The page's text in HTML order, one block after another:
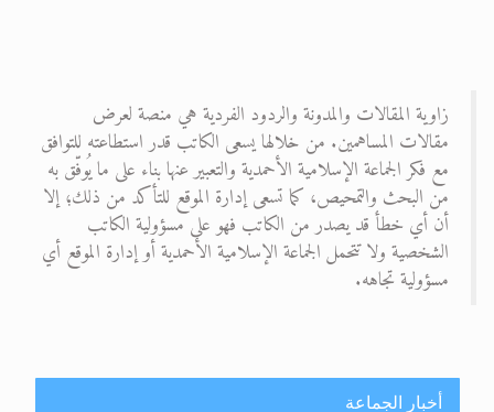
زاوية المقالات والمدونة والردود الفردية هي منصة لعرض
مقالات المساهمين. من خلالها يسعى الكاتب قدر استطاعته للتوافق
مع فكر الجماعة الإسلامية الأحمدية والتعبير عنها بناء على ما يُوفّق به
من البحث والتمحيص، كما تسعى إدارة الموقع للتأكد من ذلك؛ إلا
أن أي خطأ قد يصدر من الكاتب فهو على مسؤولية الكاتب
الشخصية ولا تتحمل الجماعة الإسلامية الأحمدية أو إدارة الموقع أي
مسؤولية تجاهه.
أخبار الجماعة